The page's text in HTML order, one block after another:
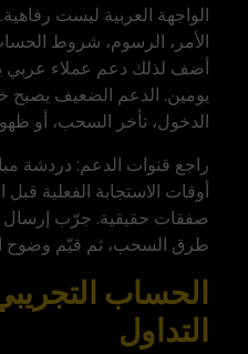
الواجهة العربية ليست
الأمر، الرسوم، شروط
أضف لذلك دعم عملاء عربي
يومين. الدعم الضعيف يصبح
الدخول، تأخر السحب، أو
راجع قنوات الدعم: دردشة
أوقات الاستجابة الفعلية
صفقات حقيقية. جرّب
طرق السحب، ثم قيّم وضوح
الحساب
التداول